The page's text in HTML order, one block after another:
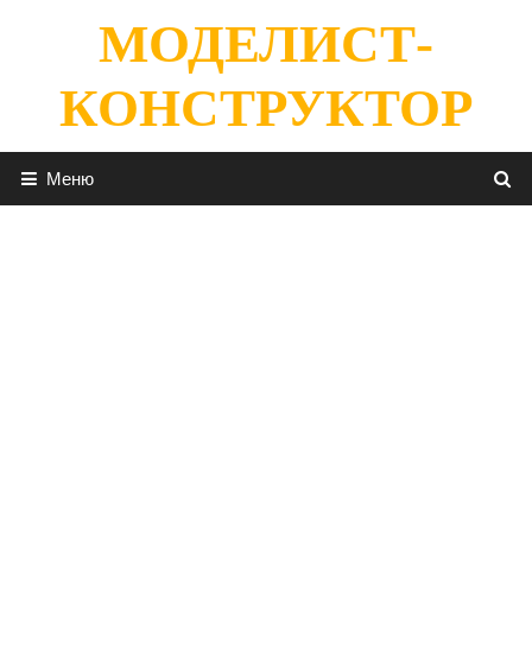
содержимомуМОДЕЛИСТ-
КОНСТРУКТОР
Меню